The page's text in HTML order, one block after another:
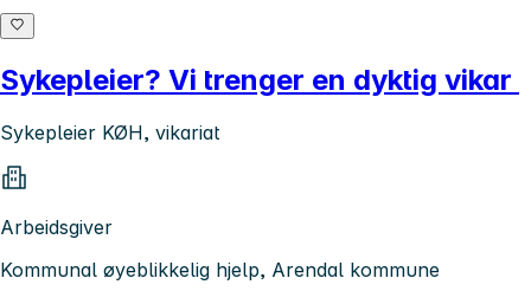
Sykepleier? Vi trenger en dyktig vikar
Sykepleier KØH, vikariat
Arbeidsgiver
Kommunal øyeblikkelig hjelp, Arendal kommune